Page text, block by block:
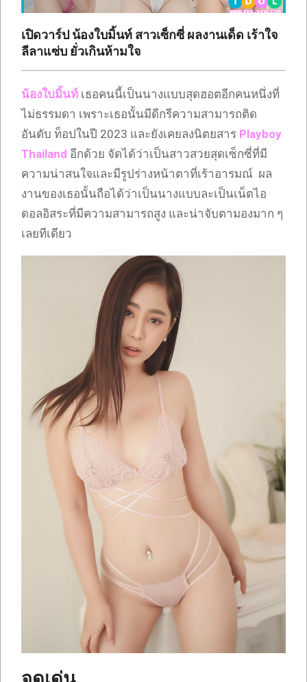
เปิดวาร์ป น้องใบมิ้นท์ สาวเซ็กซี่ ผลงานเด็ด เร้าใจ
ลีลาแซ่บ ยั่วเกินห้ามใจ
น้องใบมิ้นท์ เธอคนนี้เป็นนางแบบสุดฮอตอีกคนหนึ่งที่
ไม่ธรรมดา เพราะเธอนั้นมีดีกรีความสามารถติด
อันดับ ท็อปในปี 2023 และยังเคยลงนิตยสาร Playboy
Thailand อีกด้วย จัดได้ว่าเป็นสาวสวยสุดเซ็กซี่ที่มี
ความน่าสนใจและมีรูปร่างหน้าตาที่เร้าอารมณ์ ผล
งานของเธอนั้นถือได้ว่าเป็นนางแบบละเป็นเน็ตไอ
ดอลอิสระที่มีความสามารถสูง และน่าจับตามองมาก ๆ
เลยทีเดียว